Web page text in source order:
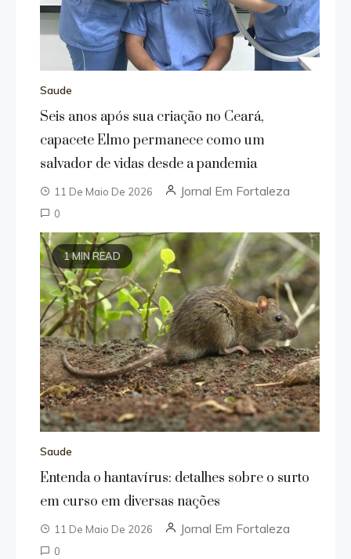
Saude
Seis anos após sua criação no Ceará,
capacete Elmo permanece como um
salvador de vidas desde a pandemia
11 De Maio De 2026 Jornal Em Fortaleza
0
1 MIN READ
Saude
Entenda o hantavírus: detalhes sobre o surto
em curso em diversas nações
11 De Maio De 2026 Jornal Em Fortaleza
0